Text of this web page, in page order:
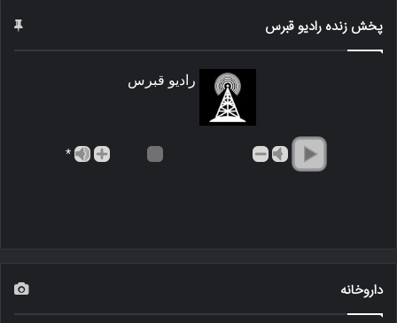
پخش زنده رادیو قبرس
رادیو قبرس
*
داروخانه